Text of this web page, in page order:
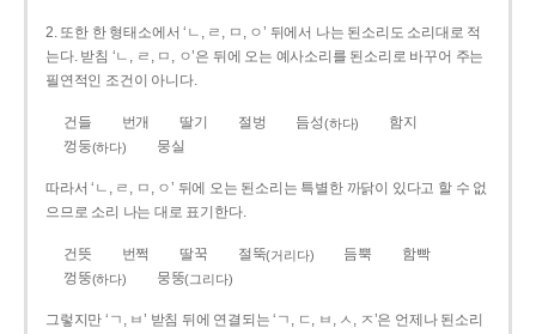
2. 또한 한 형태소에서 ‘ㄴ, ㄹ, ㅁ, ㅇ’ 뒤에서 나는 된소리도 소리대로 적
는다. 받침 ‘ㄴ, ㄹ, ㅁ, ㅇ’은 뒤에 오는 예사소리를 된소리로 바꾸어 주는
필연적인 조건이 아니다.
건들 번개 딸기 절벙 듬성(하다)
함지
껑둥(하다) 뭉실
따라서 ‘ㄴ, ㄹ, ㅁ, ㅇ’ 뒤에 오는 된소리는 특별한 까닭이 있다고 할 수 없
으므로 소리 나는 대로 표기한다.
건뜻 번쩍 딸꾹 절뚝(거리다) 듬뿍
함빡
껑뚱(하다) 뭉뚱(그리다)
그렇지만 ‘ㄱ, ㅂ’ 받침 뒤에 연결되는 ‘ㄱ, ㄷ, ㅂ, ㅅ, ㅈ’은 언제나 된소리